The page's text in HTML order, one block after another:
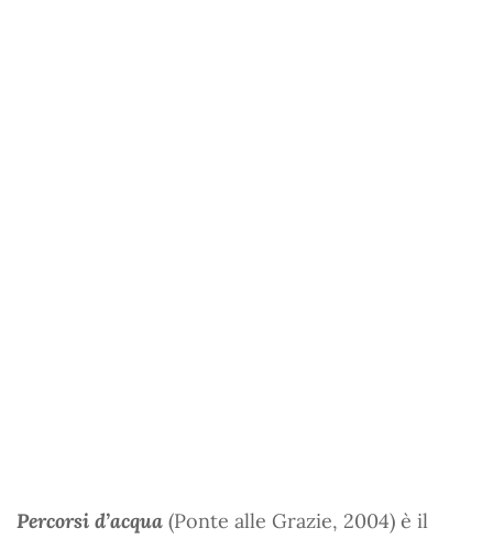
Percorsi d’acqua (Ponte alle Grazie, 2004) è il